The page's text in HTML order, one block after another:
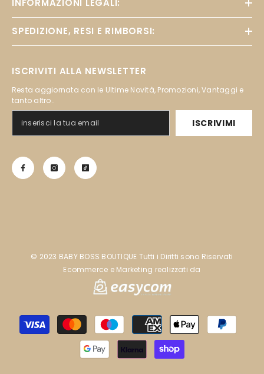
INFORMAZIONI LEGALI:
SPEDIZIONE, RESI E RIMBORSI:
ISCRIVITI ALLA NEWSLETTER
Resta aggiornata con le Ultime Novità, Promozioni, Vantaggi e
tanto altro..
ISCRIVIMI
©️ 2023 BABY BOSS BOUTIQUE Tutti i Diritti sono Riservati
Ecommerce e Marketing realizzati da
Metodi
di
pagamento